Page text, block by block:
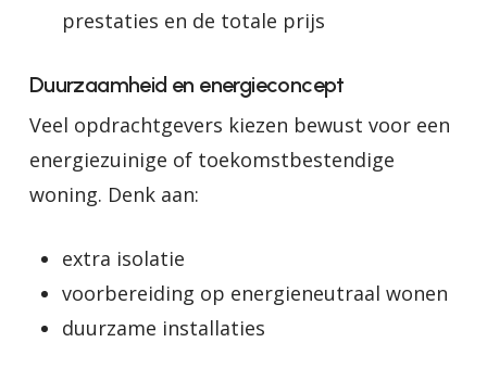
prestaties en de totale prijs
Duurzaamheid en energieconcept
Veel opdrachtgevers kiezen bewust voor een
energiezuinige of toekomstbestendige
woning. Denk aan:
extra isolatie
voorbereiding op energieneutraal wonen
duurzame installaties